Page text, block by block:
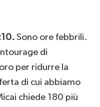
Sono ore febbrili.
di
per ridurre la
di cui abbiamo
chiede 180 più